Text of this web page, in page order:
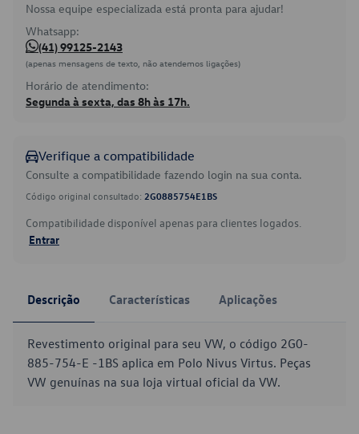
Nossa equipe especializada está pronta para ajudar!
Whatsapp:
(41) 99125-2143
(apenas mensagens de texto, não atendemos ligações)
Horário de atendimento:
Segunda à sexta, das 8h às 17h.
Verifique a compatibilidade
Consulte a compatibilidade fazendo login na sua conta.
Código original consultado: 2G0885754E1BS
Compatibilidade disponível apenas para clientes logados.
Entrar
Descrição Características Aplicações
Revestimento original para seu VW, o código 2G0-
885-754-E -1BS aplica em Polo Nivus Virtus. Peças
VW genuínas na sua loja virtual oficial da VW.